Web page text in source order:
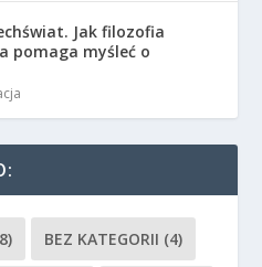
Jak filozofia
pomaga myśleć o
BEZ KATEGORII (4)